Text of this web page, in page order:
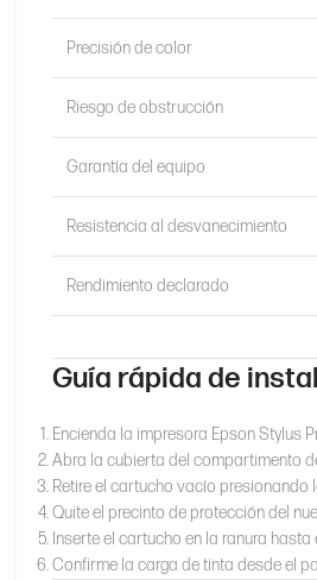
Precisión de color
Riesgo de obstrucción
Garantía del equipo
Resistencia al desvanecimiento
Rendimiento declarado
Guía rápida de
Encienda la impresora Epson Stylus
Abra la cubierta del compartimento
Retire el cartucho vacío presionando
Quite el precinto de protección del
Inserte el cartucho en la ranura
Confirme la carga de tinta desde el